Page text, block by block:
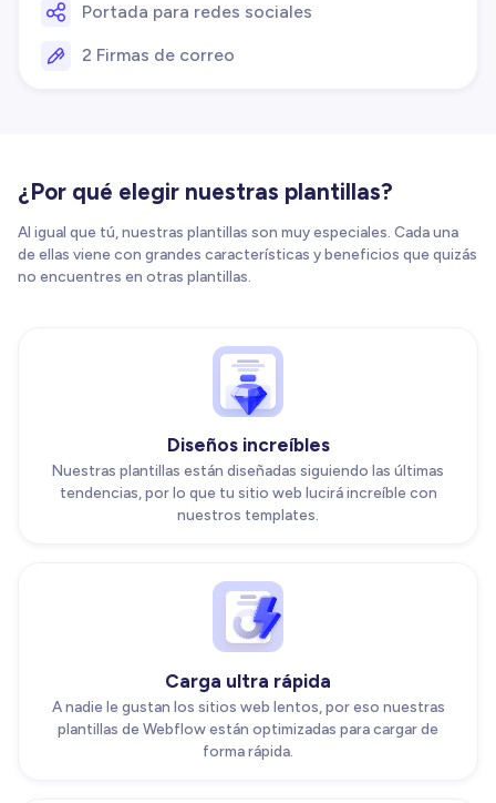
Portada para redes sociales
2 Firmas de correo
¿Por qué elegir nuestras plantillas?
Al igual que tú, nuestras plantillas son muy especiales. Cada una
de ellas viene con grandes características y beneficios que quizás
no encuentres en otras plantillas.
Diseños increíbles
Nuestras plantillas están diseñadas siguiendo las últimas
tendencias, por lo que tu sitio web lucirá increíble con
nuestros templates.
Carga ultra rápida
A nadie le gustan los sitios web lentos, por eso nuestras
plantillas de Webflow están optimizadas para cargar de
forma rápida.